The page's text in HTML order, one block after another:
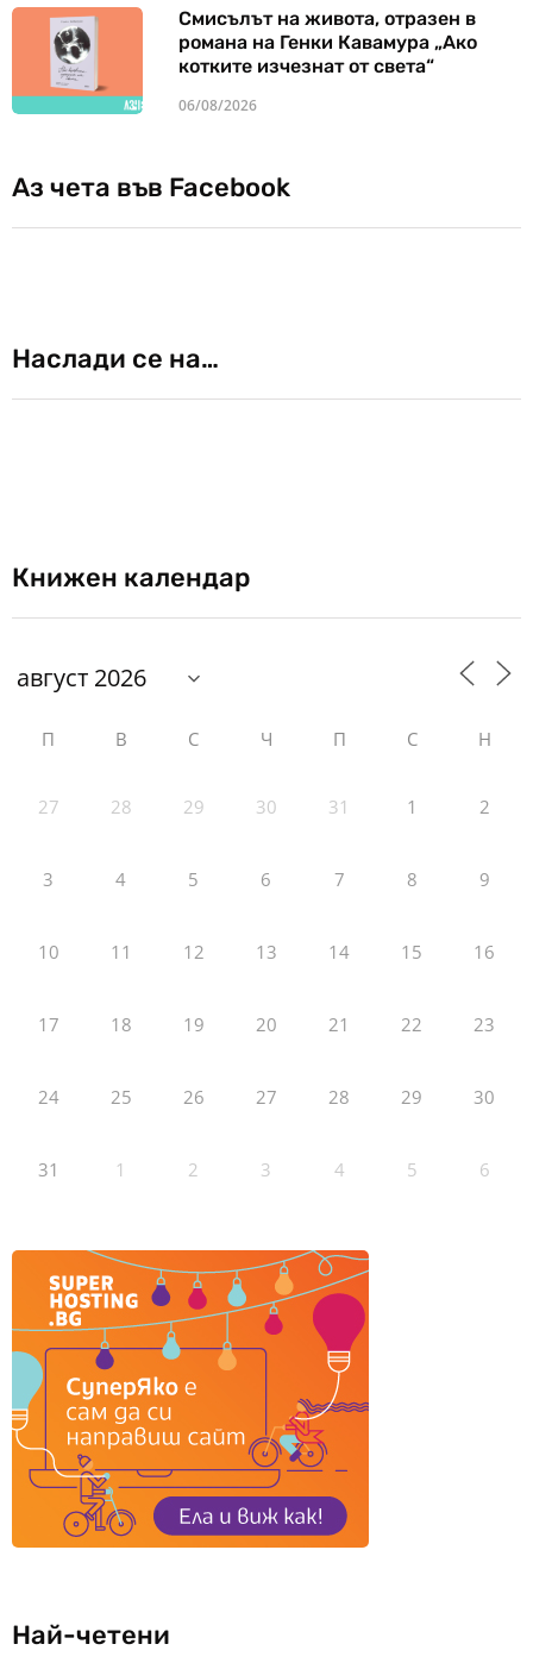
Смисълът на живота, отразен в
романа на Генки Кавамура „Ако
котките изчезнат от света“
06/08/2026
Аз чета във Facebook
Наслади се на…
Книжен календар
П В С Ч П С Н
27 28 29 30 31 1 2
3 4 5 6 7 8 9
10 11 12 13 14 15 16
17 18 19 20 21 22 23
24 25 26 27 28 29 30
31 1 2 3 4 5 6
Най-четени